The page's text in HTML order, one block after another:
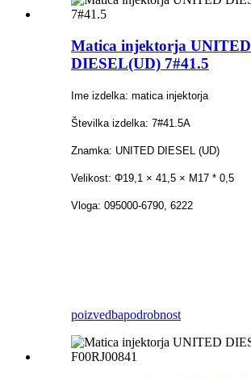
Matica injektorja UNITED
DIESEL(UD) 7#41.5
Ime izdelka: matica injektorja
Številka izdelka: 7#41.5A
Znamka: UNITED DIESEL (UD)
Velikost: Φ19,1 × 41,5 × M17 * 0,5
Vloga: 095000-6790, 6222
poizvedbapodrobnost